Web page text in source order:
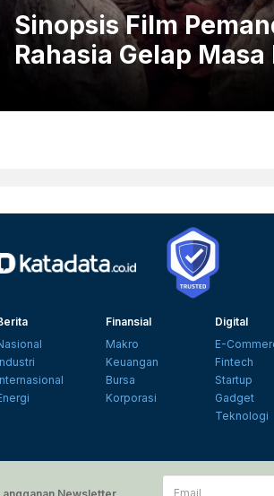
Sinopsis Film
Rahasia Gelap Masa
Finansial
Makro
Keuangan
Bursa
Korporasi
Digital
E-
Fintech
Startup
Gadget
Teknologi
Email